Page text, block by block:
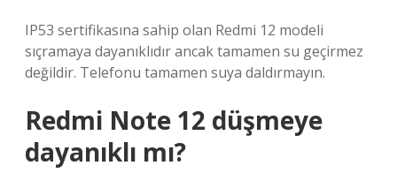
IP53 sertifikasına sahip olan Redmi 12 modeli
sıçramaya dayanıklıdır ancak tamamen su geçirmez
değildir. Telefonu tamamen suya daldırmayın.
Redmi Note 12 düşmeye
dayanıklı mı?